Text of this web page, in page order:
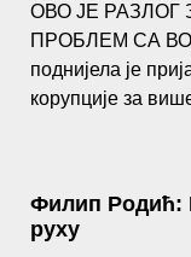
ОВО ЈЕ
ПРОБЛЕМ СА
поднијела је
корупције за
Филип Родић:
руху